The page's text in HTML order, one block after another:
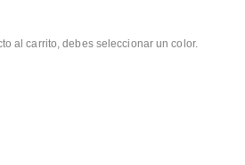
al carrito, debes seleccionar un color.